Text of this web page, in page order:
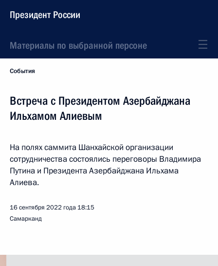
Президент России
Материалы по выбранной персоне
События
Встреча с Президентом Азербайджана
Ильхамом Алиевым
На полях саммита Шанхайской организации
сотрудничества состоялись переговоры Владимира
Путина и Президента Азербайджана Ильхама
Алиева.
16 сентября 2022 года 18:15
Самарканд